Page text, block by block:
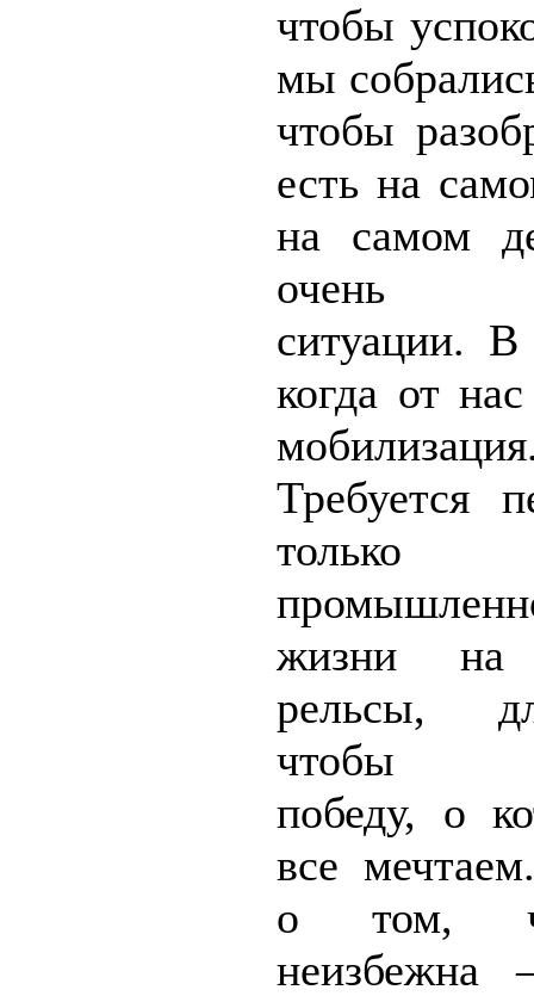
чтобы
мы
чтобы
есть на
на самом
очень
ситуации. В
когда от
Требуется
только
жизни на
рельсы,
чтобы
победу, о
все
о том,
неизбежна